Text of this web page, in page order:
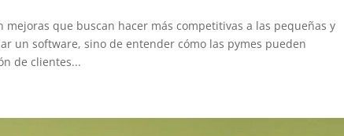
mejoras que buscan hacer más competitivas a las pequeñas y
un software, sino de entender cómo las pymes pueden
de clientes...